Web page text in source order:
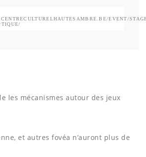
EVENT/
les mécanismes autour des jeux
et autres fovéa n’auront plus de